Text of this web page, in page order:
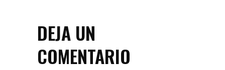
DEJA UN
COMENTARIO